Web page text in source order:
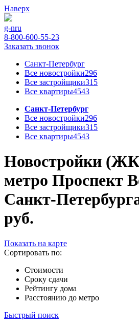
Наверх
g-nru
8-800-600-55-23
Заказать звонок
Санкт-Петербург
Все новостройки296
Все застройщики315
Все квартиры4543
Санкт-Петербург
Все новостройки296
Все застройщики315
Все квартиры4543
Новостройки
метро Проспект
Санкт-
руб.
Показать на карте
Сортировать по:
Стоимости
Сроку сдачи
Рейтингу дома
Расстоянию до метро
Быстрый поиск